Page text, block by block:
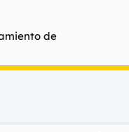
de